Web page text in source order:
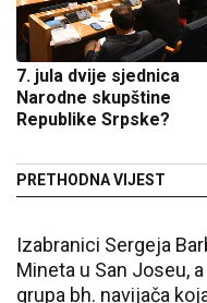
7. jula dvije sjednica
Narodne skupštine
Republike Srpske?
PRETHODNA VIJEST
Izabranici Sergeja
Mineta u San Joseu,
grupa bh. navijača